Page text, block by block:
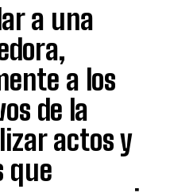
a una
a los
de la
actos y
que